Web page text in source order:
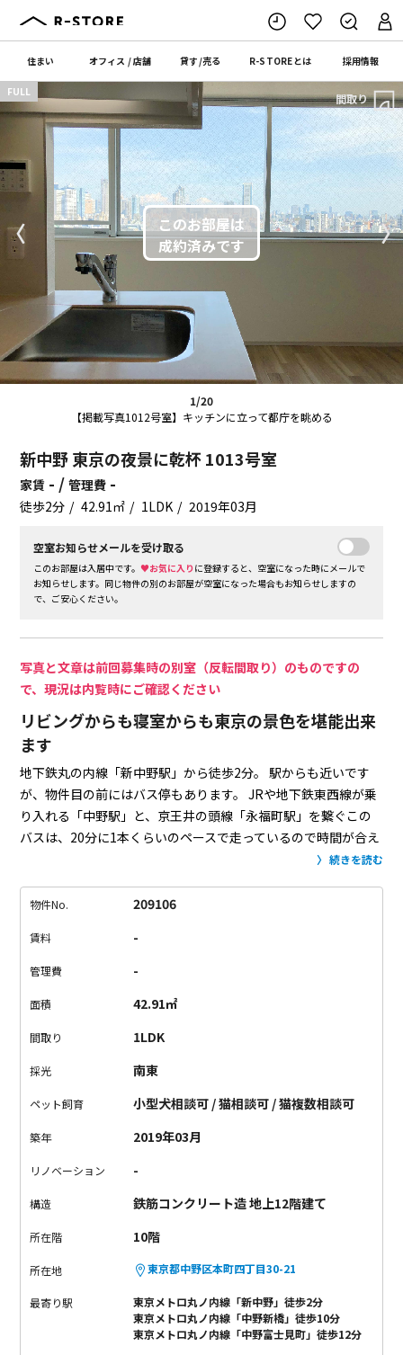
住まい オフィス /店舗 貸す/売る R-STOREとは 採用情報
1/20
【掲載写真1012号室】キッチンに立って都庁を眺める
〈 〉
FULL 間取り
新中野 東京の夜景に乾杯 1013号室
家賃 - /管理費 -
徒歩2分 42.91㎡ 1LDK 2019年03月
空室お知らせメールを受け取る
このお部屋は入居中です。♥お気に入り に登録すると、空室になった時にメールで
お知らせします。同じ物件の別のお部屋が空室になった場合もお知らせしますの
で、ご安心ください。
写真と文章は前回募集時の別室（反転間取り）のものですの
で、現況は内覧時にご確認ください
リビングからも寝室からも東京の景色を堪能出来
ます
地下鉄丸の内線「新中野駅」から徒歩2分。 駅からも近いです
が、物件目の前にはバス停もあります。 JRや地下鉄東西線が乗
り入れる「中野駅」と、京王井の頭線「永福町駅」を繋ぐこの
バスは、20分に1本くらいのペースで走っているので時間が合え
また、物件前の通りは「鍋横の商店街」と呼
出来る便利な商店街です。そんな便利な場所にそびえたつ、存
で、まるで高級ホテルのようです。
LDKと5.5帖のベッドルームからなる1LDK。
」の声が出ました。ため息が出るような気持ちのいい眺めで
す。なんとこの眺め、キッチンのシンクに立ちながら見ること
うなお洒落なフランス料理にでも挑戦してみたい。
ーが多くなっていると思いますが、こんな素敵なロケーション
という方もご心配なく。1,2階にはサミットストアが入っている
を。奥の収納はウォークインクローゼットになっているので、
の落ち着いた色味でまとめられていて汚れも気になりにくいデ
ザインです。
あ〜良いなぁ。このお部屋。新宿を一望できるお
続きを読む
物件No. 209106
賃料 -
管理費 -
面積 42.91㎡
間取り 1LDK
採光 南東
ペット飼育 小型犬相談可 / 猫相談可 / 猫複数相談可
築年 2019年03月
リノベーション -
構造 鉄筋コンクリート造 地上12階建て
所在階 10階
所在地 東京都中野区本町四丁目30-21
最寄り駅
東京メトロ丸ノ内線「新中野」徒歩2分
東京メトロ丸ノ内線「中野新橋」徒歩10分
東京メトロ丸ノ内線「中野富士見町」徒歩12分